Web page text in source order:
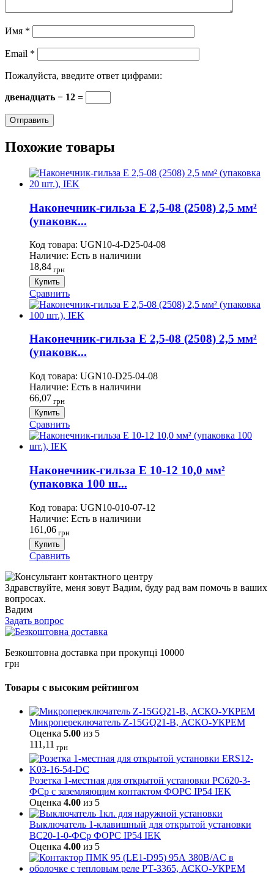
Имя *
Email *
Пожалуйста, введите ответ цифрами:
двенадцать − 12 =
Похожие товары
Наконечник-гильза Е 2,5-08 (2508) 2,5 мм²
(упаковк...
Код товара: UGN10-4-D25-04-08
Наличие: Есть в наличини
18,84 грн
Купить
Сравнить
Наконечник-гильза Е 2,5-08 (2508) 2,5 мм²
(упаковк...
Код товара: UGN10-D25-04-08
Наличие: Есть в наличини
66,07 грн
Купить
Сравнить
Наконечник-гильза Е 10-12 10,0 мм²
(упаковка 100 ш...
Код товара: UGN10-010-07-12
Наличие: Есть в наличини
161,06 грн
Купить
Сравнить
Здравствуйте, меня зовут Вадим, буду рад вам помочь в ваших
вопросах.
Вадим
Задать вопрос
Безкоштовна доставка при прокупці 10000
грн
Товары с высоким рейтингом
Микропереключатель Z-15GQ21-B, АСКО-УКРЕМ
Оценка 5.00 из 5
111,11 грн
Розетка 1-местная для открытой установки РСб20-3-
ФСр с заземляющим контактом ФОРС IP54 IEK
Оценка 4.00 из 5
Выключатель 1-клавишный для открытой установки
ВС20-1-0-ФСр ФОРС IP54 IEK
Оценка 4.00 из 5